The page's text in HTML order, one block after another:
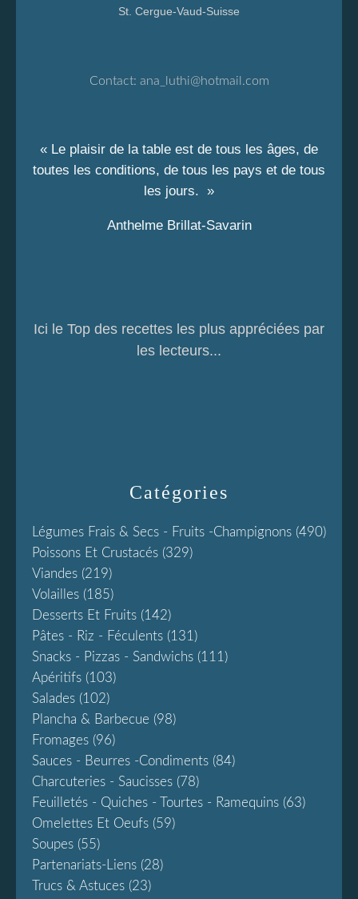
Catégories
Légumes Frais & Secs - Fruits -champignons (490)
Poissons Et Crustacés (329)
Viandes (219)
Volailles (185)
Desserts Et Fruits (142)
Pâtes - Riz - Féculents (131)
Snacks - Pizzas - Sandwichs (111)
Apéritifs (103)
Salades (102)
Plancha & Barbecue (98)
Fromages (96)
Sauces - Beurres -condiments (84)
Charcuteries - Saucisses (78)
Feuilletés - Quiches - Tourtes - Ramequins (63)
Omelettes Et Oeufs (59)
Soupes (55)
Partenariats-Liens (28)
Trucs & Astuces (23)
St. Cergue-Vaud-Suisse
Contact: ana_luthi@hotmail.com
« Le plaisir de la table est de tous les âges, de
toutes les conditions, de tous les pays et de tous
les jours. »
Anthelme Brillat-Savarin
Ici le Top des recettes les plus appréciées par
les lecteurs...